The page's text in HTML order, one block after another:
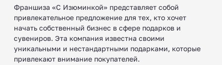
Франшиза «С Изюминкой» представляет собой
привлекательное предложение для тех, кто хочет
начать собственный бизнес в сфере подарков и
сувениров. Эта компания известна своими
уникальными и нестандартными подарками, которые
привлекают внимание покупателей.